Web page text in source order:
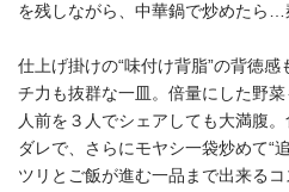
を残しながら、中華鍋で炒めたら…
仕上げ掛けの“味付け背脂”の背徳
チ力も抜群な一皿。倍量にした野
人前を３人でシェアしても大満腹
ダレで、さらにモヤシ一袋炒めて“
ツリとご飯が進む一品まで出来る